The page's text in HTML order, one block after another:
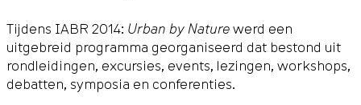
Tijdens IABR 2014: Urban by Naturewerd een
uitgebreid programma georganiseerd dat bestond uit
rondleidingen, excursies, events, lezingen, workshops,
debatten, symposia en conferenties.